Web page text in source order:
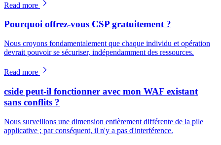
Read more
Pourquoi offrez-vous CSP gratuitement ?
Nous croyons fondamentalement que chaque individu et opération
devrait pouvoir se sécuriser, indépendamment des ressources.
Read more
cside peut-il fonctionner avec mon WAF existant
sans conflits ?
Nous surveillons une dimension entièrement différente de la pile
applicative ; par conséquent, il n'y a pas d'interférence.